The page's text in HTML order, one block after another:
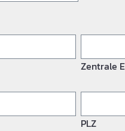
Zentrale
PLZ